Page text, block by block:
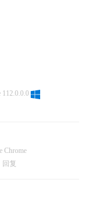
112.0.0.0
Chrome
回复